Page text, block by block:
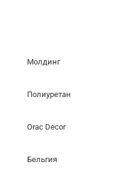
Молдинг
Полиуретан
Orac Decor
Бельгия